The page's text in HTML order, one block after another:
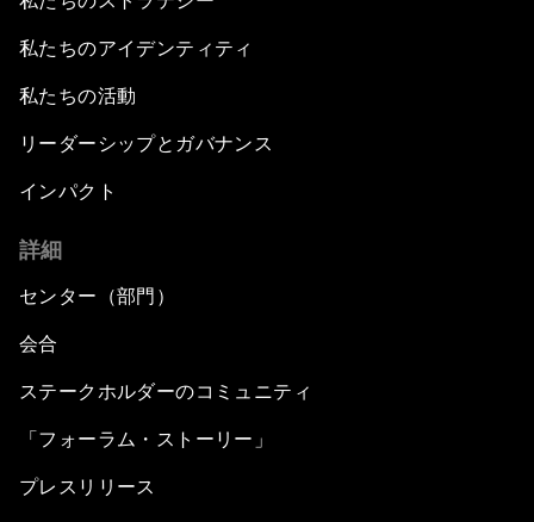
私たちのアイデンティティ
私たちの活動
リーダーシップとガバナンス
インパクト
詳細
センター（部門）
会合
ステークホルダーのコミュニティ
「フォーラム・ストーリー」
プレスリリース